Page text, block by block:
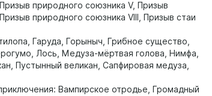
природного союзника V, Призыв
природного союзника VIII, Призыв стаи
Гаруда, Горыныч, Грибное существо,
Лось, Медуза-мёртвая голова, Нимфа,
Пустынный великан, Сапфировая медуза,
Вампирское отродье, Громадный